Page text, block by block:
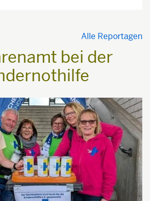
Alle Reportagen
bei der